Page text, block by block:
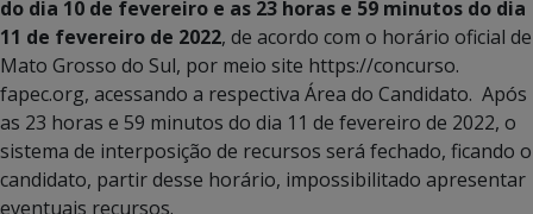
do dia 10 de fevereiro e as 23 horas e 59 minutos do dia
11 de fevereiro de 2022, de acordo com o horário oficial de
Mato Grosso do Sul, por meio site https://concurso.
fapec.org, acessando a respectiva Área do Candidato. Após
as 23 horas e 59 minutos do dia 11 de fevereiro de 2022, o
sistema de interposição de recursos será fechado, ficando o
candidato, partir desse horário, impossibilitado apresentar
eventuais recursos.